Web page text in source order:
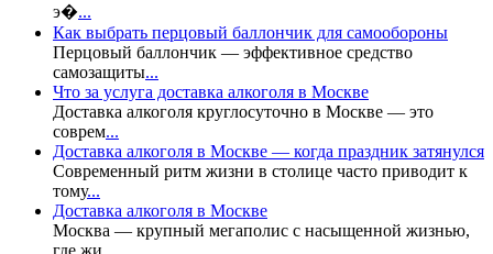
э�...
Как выбрать перцовый баллончик для самообороны
Перцовый баллончик — эффективное средство
самозащиты...
Что за услуга доставка алкоголя в Москве
Доставка алкоголя круглосуточно в Москве — это
соврем...
Доставка алкоголя в Москве — когда праздник затянулся
Современный ритм жизни в столице часто приводит к
тому...
Доставка алкоголя в Москве
Москва — крупный мегаполис с насыщенной жизнью,